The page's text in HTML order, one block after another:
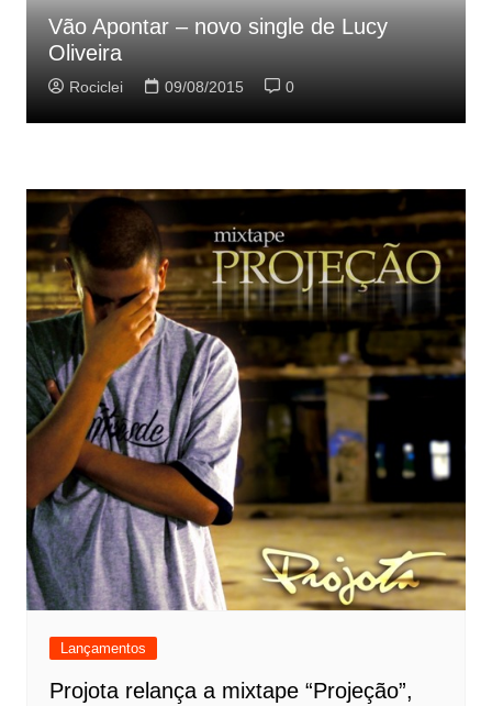
Vão Apontar – novo single de Lucy
Oliveira
Rociclei 09/08/2015 0
Lançamentos
Projota relança a mixtape “Projeção”,